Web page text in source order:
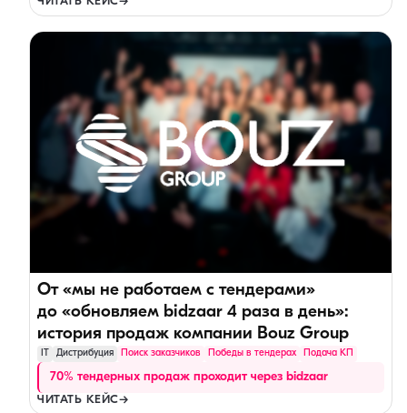
От «мы не работаем с тендерами»
до «обновляем bidzaar 4 раза в день»:
история продаж компании Bouz Group
Дистрибуция Поиск заказчиков Победы в тендерах Подача КП
70% тендерных продаж проходит через bidzaar
ЧИТАТЬ КЕЙС→